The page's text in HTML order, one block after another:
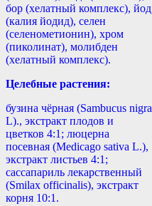
бор (хелатный комплекс), йод
(калия йодид), селен
(селенометионин), хром
(пиколинат), молибден
(хелатный комплекс).
Целебные растения:
бузина чёрная (Sambucus nigra
L)., экстракт плодов и
цветков 4:1; люцерна
посевная (Medicago sativa L.),
экстракт листьев 4:1;
сассапариль лекарственный
(Smilax officinalis), экстракт
корня 10:1.